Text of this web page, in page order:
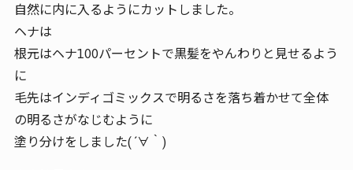
自然に内に入るようにカットしました。
ヘナは
根元はヘナ100パーセントで黒髪をやんわりと見せるよう
に
毛先はインディゴミックスで明るさを落ち着かせて全体
の明るさがなじむように
塗り分けをしました( ´∀｀)